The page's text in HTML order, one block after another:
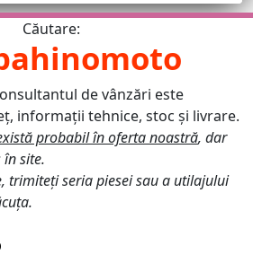
Căutare:
de vânzări este
informații tehnice, stoc și livrare.
probabil în oferta noastră, dar
site.
trimiteți seria piesei sau a utilajului